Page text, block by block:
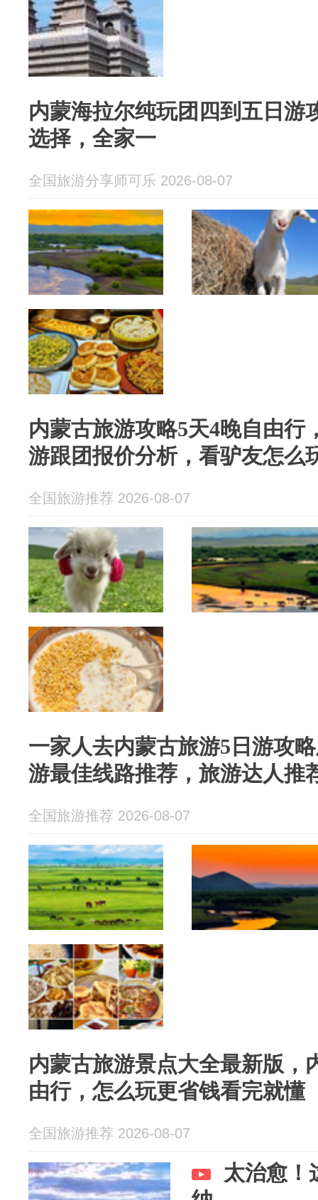
内蒙海拉尔纯玩团四到五日游
选择，全家一
全国旅游分享师可乐 2026-08-07
内蒙古旅游攻略5天4晚自由行
游跟团报价分析，看驴友怎么
全国旅游推荐 2026-08-07
一家人去内蒙古旅游5日游攻
游最佳线路推荐，旅游达人推
全国旅游推荐 2026-08-07
内蒙古旅游景点大全最新版，
由行，怎么玩更省钱看完就懂
全国旅游推荐 2026-08-07
太治愈！